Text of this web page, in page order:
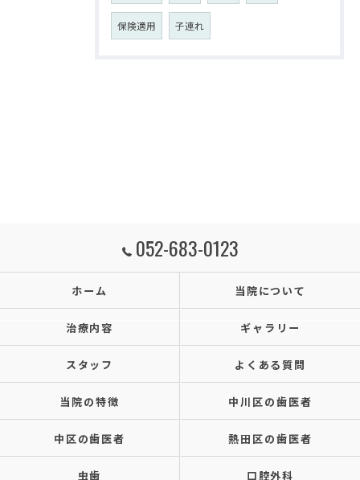
保険適用 子連れ
052-683-0123
ホーム 当院について
治療内容 ギャラリー
スタッフ よくある質問
当院の特徴 中川区の歯医者
中区の歯医者 熱田区の歯医者
虫歯 口腔外科